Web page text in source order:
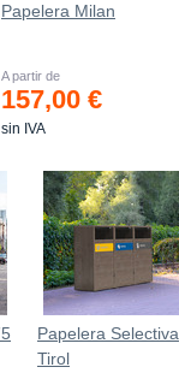
Papelera Milan
A partir de
157,00 €
sin IVA
Papelera Selectiva
Tirol